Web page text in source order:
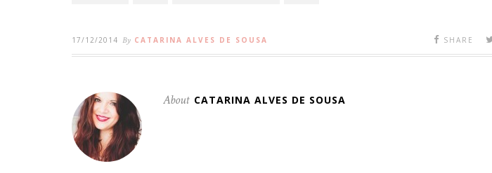
17/12/2014 By CATARINA ALVES DE SOUSA SHARE
About CATARINA ALVES DE SOUSA